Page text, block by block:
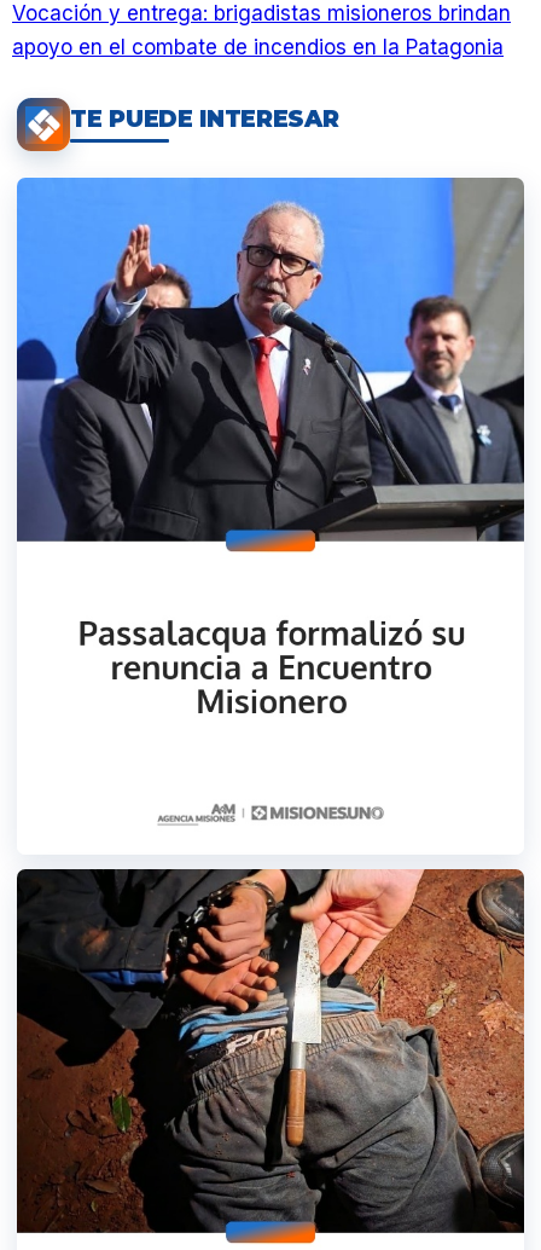
Vocación y entrega: brigadistas misioneros brindan
apoyo en el combate de incendios en la Patagonia
TE PUEDE INTERESAR